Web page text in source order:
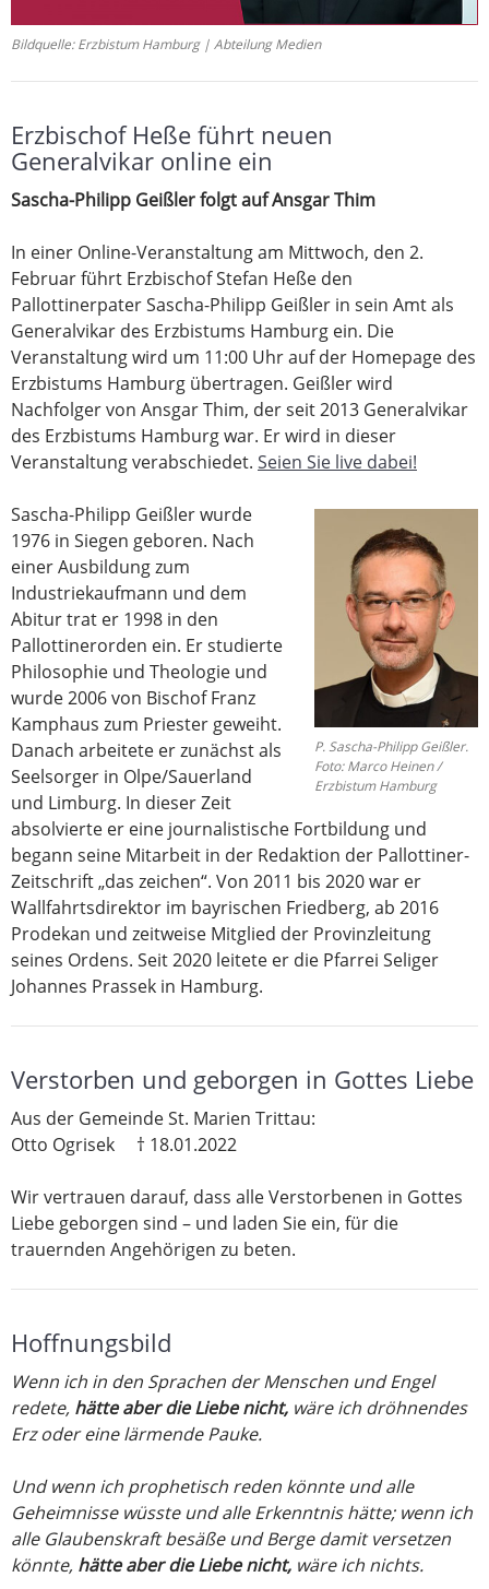
Bildquelle: Erzbistum Hamburg | Abteilung Medien
Erzbischof Heße führt neuen
Generalvikar online ein
Sascha-Philipp Geißler folgt auf Ansgar Thim
In einer Online-Veranstaltung am Mittwoch, den 2.
Februar führt Erzbischof Stefan Heße den
Pallottinerpater Sascha-Philipp Geißler in sein Amt als
Generalvikar des Erzbistums Hamburg ein. Die
Veranstaltung wird um 11:00 Uhr auf der Homepage des
Erzbistums Hamburg übertragen. Geißler wird
Nachfolger von Ansgar Thim, der seit 2013 Generalvikar
des Erzbistums Hamburg war. Er wird in dieser
Veranstaltung verabschiedet. Seien Sie live dabei!
P. Sascha-Philipp Geißler.
Foto: Marco Heinen /
Erzbistum Hamburg
Sascha-Philipp Geißler wurde
1976 in Siegen geboren. Nach
einer Ausbildung zum
Industriekaufmann und dem
Abitur trat er 1998 in den
Pallottinerorden ein. Er studierte
Philosophie und Theologie und
wurde 2006 von Bischof Franz
Kamphaus zum Priester geweiht.
Danach arbeitete er zunächst als
Seelsorger in Olpe/Sauerland
und Limburg. In dieser Zeit
absolvierte er eine journalistische Fortbildung und
begann seine Mitarbeit in der Redaktion der Pallottiner-
Zeitschrift „das zeichen“. Von 2011 bis 2020 war er
Wallfahrtsdirektor im bayrischen Friedberg, ab 2016
Prodekan und zeitweise Mitglied der Provinzleitung
seines Ordens. Seit 2020 leitete er die Pfarrei Seliger
Johannes Prassek in Hamburg.
Verstorben und geborgen in Gottes Liebe
Aus der Gemeinde St. Marien Trittau:
Otto Ogrisek † 18.01.2022
Wir vertrauen darauf, dass alle Verstorbenen in Gottes
Liebe geborgen sind – und laden Sie ein, für die
trauernden Angehörigen zu beten.
Hoffnungsbild
Wenn ich in den Sprachen der Menschen und Engel
redete, hätte aber die Liebe nicht, wäre ich dröhnendes
Erz oder eine lärmende Pauke.
Und wenn ich prophetisch reden könnte und alle
Geheimnisse wüsste und alle Erkenntnis hätte; wenn ich
alle Glaubenskraft besäße und Berge damit versetzen
könnte, hätte aber die Liebe nicht, wäre ich nichts.